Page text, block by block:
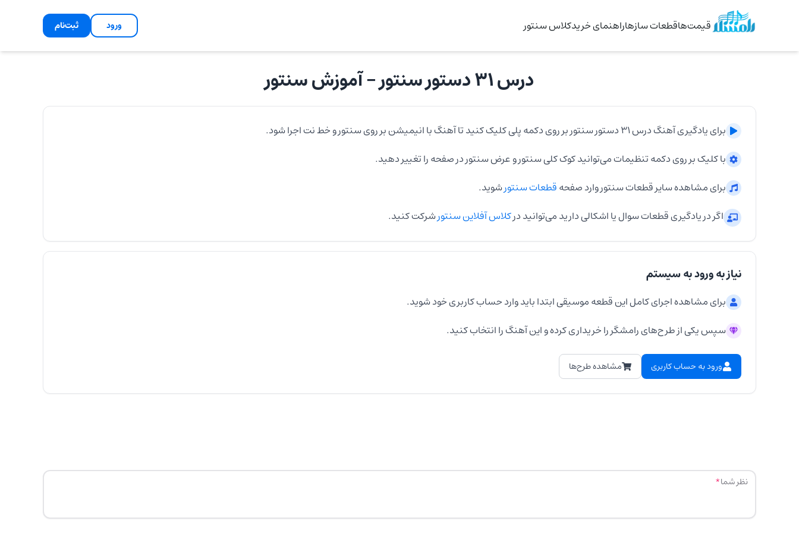
قیمت‌هاقطعات سازهاراهنمای خریدکلاس سنتور ورود ثبت‌نام
درس ۳۱ دستور سنتور - آموزشسنتور
برای یادگیری آهنگدرس ۳۱ دستور سنتور بر روی دکمه پلی کلیک کنید تا آهنگ با انیمیشن بر رویسنتورو خط نت اجرا شود.
با کلیک بر روی دکمه تنظیمات می‌توانید کوک کلیسنتورو عرضسنتوردر صفحه را تغییر دهید.
برای مشاهده سایر قطعاتسنتوروارد صفحهقطعاتسنتورشوید.
اگر در یادگیری قطعات سوال یا اشکالی دارید می‌توانید درکلاس آفلاین سنتورشرکت کنید.
نیاز به ورود به سیستم
برای مشاهده اجرای کامل این قطعه موسیقی ابتدا باید وارد حساب کاربری خود شوید.
سپس یکی از طرح‌های رامشگر را خریداری کرده و این آهنگ را انتخاب کنید.
ورود به حساب کاربری مشاهده طرح‌ها
نظر شما